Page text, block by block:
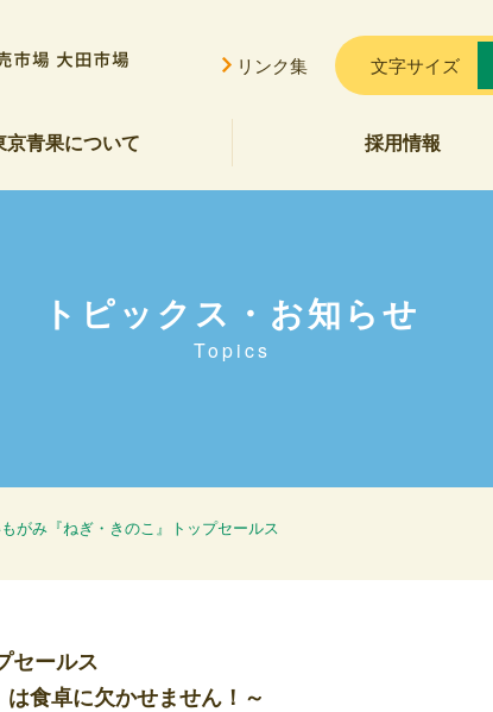
リンク集 文字サイズ
京青果について
力に対する基本方針
採用情報
トピックス・お知らせ
Topics
がみ『ねぎ・きのこ』トップセールス
セールス
食卓に欠かせません！～